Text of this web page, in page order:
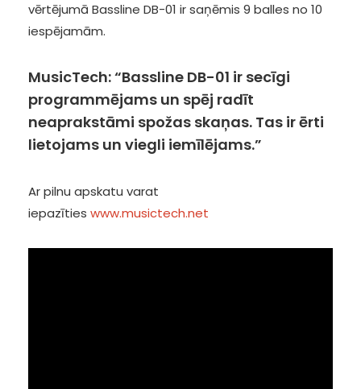
vērtējumā Bassline DB-01 ir saņēmis 9 balles no 10
iespējamām.
MusicTech: “Bassline DB-01 ir secīgi
programmējams un spēj radīt
neaprakstāmi spožas skaņas. Tas ir ērti
lietojams un viegli iemīlējams.”
Ar pilnu apskatu varat
iepazīties www.musictech.net